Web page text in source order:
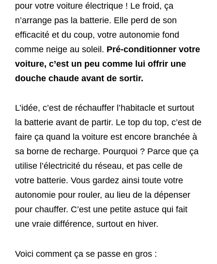
pour votre voiture électrique ! Le froid, ça
n’arrange pas la batterie. Elle perd de son
efficacité et du coup, votre autonomie fond
comme neige au soleil. Pré-conditionner votre
voiture, c’est un peu comme lui offrir une
douche chaude avant de sortir.
L’idée, c’est de réchauffer l’habitacle et surtout
la batterie avant de partir. Le top du top, c’est de
faire ça quand la voiture est encore branchée à
sa borne de recharge. Pourquoi ? Parce que ça
utilise l’électricité du réseau, et pas celle de
votre batterie. Vous gardez ainsi toute votre
autonomie pour rouler, au lieu de la dépenser
pour chauffer. C’est une petite astuce qui fait
une vraie différence, surtout en hiver.
Voici comment ça se passe en gros :